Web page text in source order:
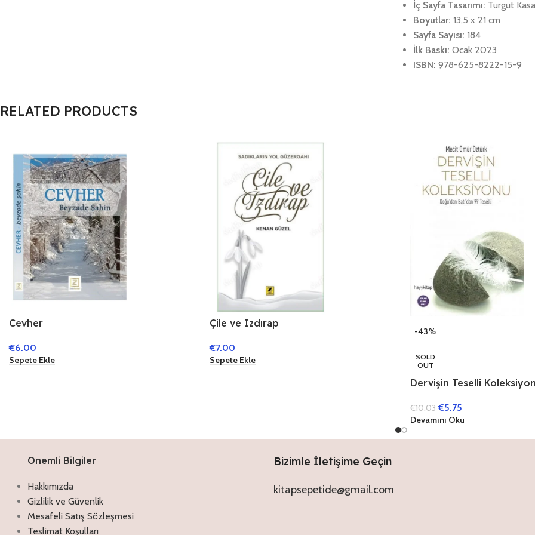
İç Sayfa Tasarımı: Turgut
Boyutlar: 13,5 x 21 cm
Sayfa Sayısı: 184
İlk Baskı: Ocak 2023
ISBN: 978-625-8222-15-9
RELATED PRODUCTS
Cevher
€6.00
Sepete Ekle
Çile ve Izdırap
€7.00
Sepete Ekle
-43%
SOLD
OUT
Dervişin Teselli
€10.03 €5.75
Devamını Oku
Onemli Bilgiler
Hakkımızda
Gizlilik ve Güvenlik
Mesafeli Satış Sözleşmesi
Teslimat Koşulları
Bizimle İletişime Geçin
kitapsepetide@gmail.com